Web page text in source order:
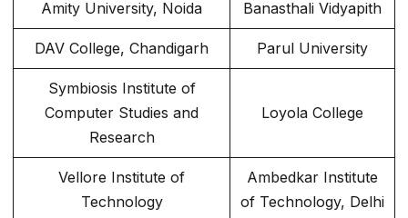
Amity University, Noida Banasthali Vidyapith
DAV College, Chandigarh Parul University
Symbiosis Institute of
Computer Studies and
Research
Loyola College
Vellore Institute of
Technology
Ambedkar Institute
of Technology, Delhi